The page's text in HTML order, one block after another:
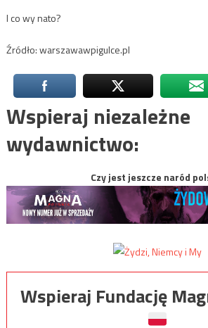
I co wy nato?
Źródło: warszawawpigulce.pl
Wspieraj niezależne
wydawnictwo:
Czy jest jeszcze naród
Wspieraj Fundację